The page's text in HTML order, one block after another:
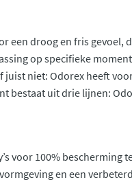
droog en fris gevoel,
op specifieke
niet: Odorex heeft
uit drie lijnen:
voor 100% bescherming
en een